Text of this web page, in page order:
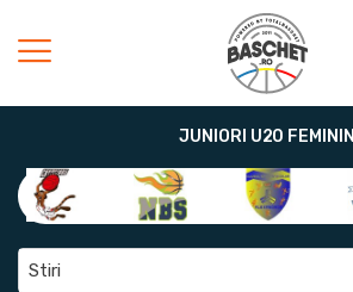
JUNIORI U20 FEMININ
Stiri